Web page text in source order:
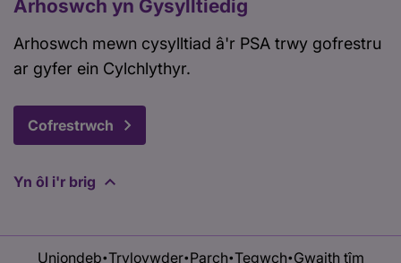
Arhoswch yn Gysylltiedig
Arhoswch mewn cysylltiad â'r PSA trwy gofrestru
ar gyfer ein Cylchlythyr.
Cofrestrwch
Yn ôl i'r brig
Uniondeb•Tryloywder• Parch•Tegwch• Gwaith tîm